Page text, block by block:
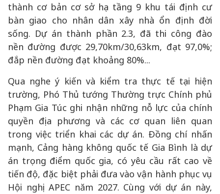
thành cơ bản cơ sở hạ tầng 9 khu tái định cư
bàn giao cho nhân dân xây nhà ổn định đời
sống. Dự án thành phần 2.3, đã thi công đào
nền đường được 29,70km/30,63km, đạt 97,0%;
đắp nền đường đạt khoảng 80%...
Qua nghe ý kiến và kiểm tra thực tế tại hiện
trường, Phó Thủ tướng Thường trực Chính phủ
Phạm Gia Túc ghi nhận những nỗ lực của chính
quyền địa phương và các cơ quan liên quan
trong việc triển khai các dự án. Đồng chí nhấn
mạnh, Cảng hàng không quốc tế Gia Bình là dự
án trọng điểm quốc gia, có yêu cầu rất cao về
tiến độ, đặc biệt phải đưa vào vận hành phục vụ
Hội nghị APEC năm 2027. Cùng với dự án này,